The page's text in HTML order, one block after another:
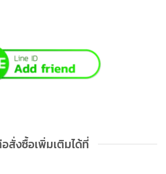
สั่งซื้อเพิ่มเติมได้ที่